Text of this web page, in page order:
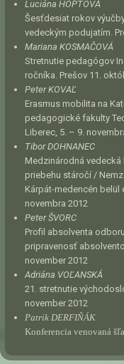
Luciána HOPTOVÁ
Šesťdesiat rokov
vedeckým podujatím.
Mariana KOSMAČOVÁ
Stretnutie pedagógov
ročníka. Prešov 11.
Peter KOVAĽ
Erasmus mobilita na
pedagogické fakulty
Liberec, 5. – 9.
Tibor DOHNANEC
Medzinárodná
priebehu stáročí /
Kárpát-medencén belül
novembra 2012
Peter ŠVORC
Profil absolventa
pripravenosť
november 2012
Adriána VOĽANSKÁ
21. stretnutie
november 2012
Patrik DERFIŇÁK
Konferencia venovaná